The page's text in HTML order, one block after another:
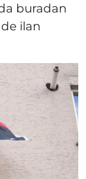
buradan
ilan